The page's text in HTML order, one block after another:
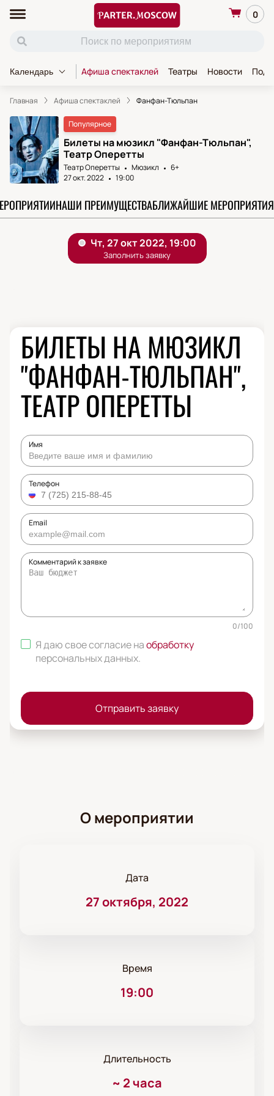
0
Календарь Афиша спектаклей Театры Новости
Главная Афиша спектаклей Фанфан-Тюльпан
Популярное
Билеты на мюзикл "Фанфан-Тюльпан",
Театр Оперетты
Театр Оперетты Мюзикл
6+
27 окт. 2022
19:00
НАШИ ПРЕИМУЩЕСТВАБЛИЖАЙШИЕ МЕРОПРИЯТИЯ
БИЛЕТЫ НА МЮЗИКЛ
"ФАНФАН-ТЮЛЬПАН",
ТЕАТР ОПЕРЕТТЫ
Имя
Телефон
Email
Комментарий к заявке
0/100
Я даю свое согласие наобработку
персональных данных.
Отправить заявку
О мероприятии
Дата
27 октября, 2022
Время
19:00
Длительность
~ 2 часа